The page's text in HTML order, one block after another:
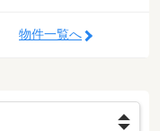
物件一覧へ